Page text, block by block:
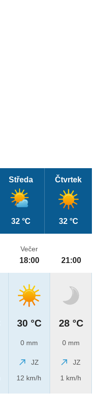
Středa
32 °C
Čtvrtek
32 °C
Večer
18:00
30 °C
0 mm
JZ
12 km/h
21:00
28 °C
0 mm
JZ
1 km/h